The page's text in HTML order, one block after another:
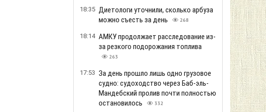
18:35 Диетологи уточнили, сколько арбуза
можно съесть за день
268
18:14 АМКУ продолжает расследование из-
за резкого подорожания топлива
263
17:53 За день прошло лишь одно грузовое
судно: судоходство через Баб-эль-
Мандебский пролив почти полностью
остановилось
332